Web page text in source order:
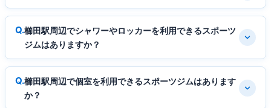
櫛田駅周辺でシャワーやロッカーを利用できるスポーツ
ジムはありますか？
櫛田駅周辺で個室を利用できるスポーツジムはあります
か？